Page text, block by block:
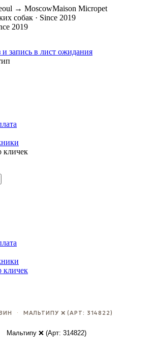
→ MoscowMaison Micropet
собак · Since 2019
2019
запись в лист ожидания
кличек
кличек
· МАЛЬТИПУ ❌️ (АРТ: 314822)